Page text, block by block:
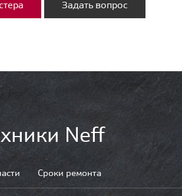
Задать вопрос
Neff
Сроки ремонта